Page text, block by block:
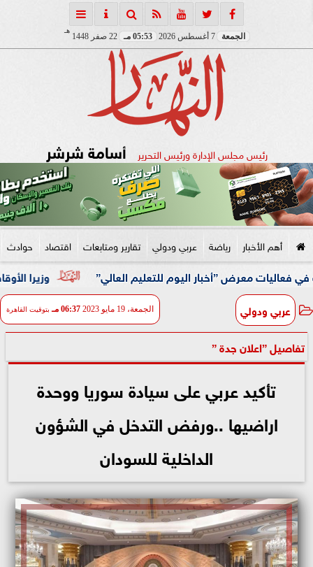
الجمعة 7 أغسطس 2026 05:53 مـ 22 صفر 1448
هـ
رئيس مجلس الإدارة ورئيس التحرير أسامة شرشر
أهم الأخبار رياضة عربي ودولي تقارير ومتابعات اقتصاد حوادث
وزيرا الأوقاف ”أخبار اليوم للتعليم العالي”
عربي ودولي الجمعة، 19 مايو 2023 06:37 مـ بتوقيت القاهرة
تفاصيل ”اعلان جدة ”
تأكيد عربي على سيادة سوريا ووحدة
اراضيها ..ورفض التدخل في الشؤون
الداخلية للسودان